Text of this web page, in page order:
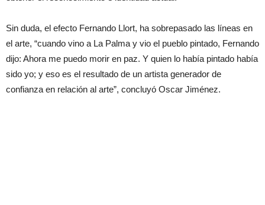
Sin duda, el efecto Fernando Llort, ha sobrepasado las líneas en
el arte, “cuando vino a La Palma y vio el pueblo pintado, Fernando
dijo: Ahora me puedo morir en paz. Y quien lo había pintado había
sido yo; y eso es el resultado de un artista generador de
confianza en relación al arte”, concluyó Oscar Jiménez.